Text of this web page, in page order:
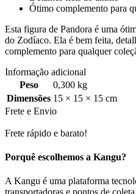
Ótimo complemento para
Esta figura de Pandora é uma
do Zodíaco. Ela é bem feita,
complemento para qualquer
Informação adicional
Peso
0,300 kg
Dimensões 15 × 15 × 15 cm
Frete e Envio
Frete rápido e barato!
Porquê escolhemos a Kangu?
A Kangu é uma plataforma